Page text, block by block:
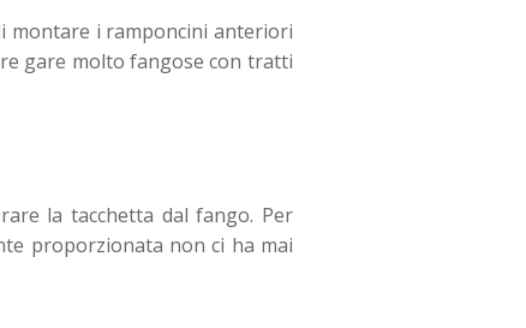
montare i ramponcini anteriori
gare molto fangose con tratti
la tacchetta dal fango. Per
proporzionata non ci ha mai